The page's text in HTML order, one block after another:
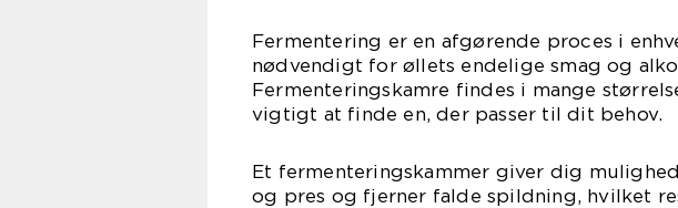
Fermentering er en afgørende proces i
nødvendigt for øllets endelige smag og
Fermenteringskamre findes i mange
vigtigt at finde en, der passer til dit behov.
Et fermenteringskammer giver dig
og pres og fjerner ​​falde spildning, hvilket